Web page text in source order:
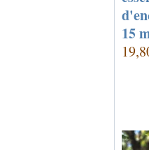
15